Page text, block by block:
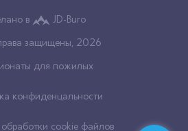
в
JD-Buro
защищены, 2026
для пожилых
конфиденцальности
cookie файлов